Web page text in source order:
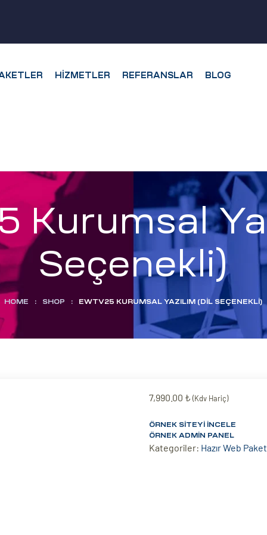
HIZMETLER REFERANSLAR BLOG
Kurumsal
Seçenekli)
HOME : SHOP : EWTV25 KURUMSAL YAZILIM (DIL SEÇENEKLI)
7,990.00 ₺ (Kdv Hariç)
ÖRNEK SITEYI İNCELE
ÖRNEK ADMIN PANEL
Kategoriler: Hazır Web